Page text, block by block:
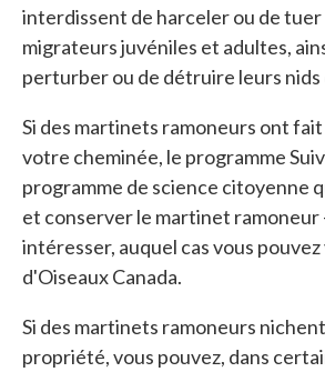
interdissent de harceler ou de tuer
migrateurs juvéniles et adultes,
perturber ou de détruire leurs
Si des martinets ramoneurs ont
votre cheminée, le programme
programme de science citoyenne
et conserver le martinet ramoneur
intéresser, auquel cas vous
d'Oiseaux Canada.
Si des martinets ramoneurs
propriété, vous pouvez, dans